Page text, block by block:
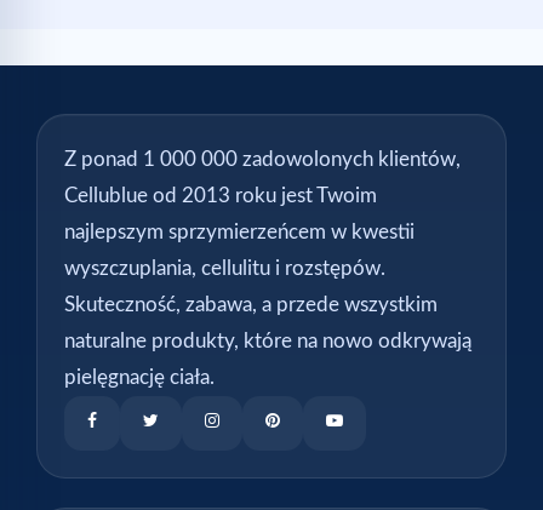
Z ponad 1 000 000 zadowolonych klientów,
Cellublue od 2013 roku jest Twoim
najlepszym sprzymierzeńcem w kwestii
wyszczuplania, cellulitu i rozstępów.
Skuteczność, zabawa, a przede wszystkim
naturalne produkty, które na nowo odkrywają
pielęgnację ciała.